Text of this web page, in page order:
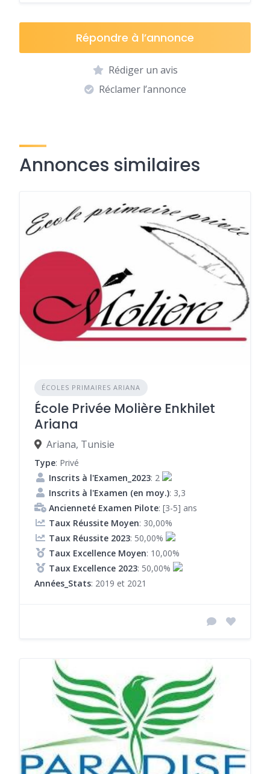
Répondre à l’annonce
Rédiger un avis
Réclamer l’annonce
Annonces similaires
ÉCOLES PRIMAIRES ARIANA
École Privée Molière Enkhilet
Ariana
Ariana, Tunisie
Type: Privé
Inscrits à l'Examen_2023: 2
Inscrits à l'Examen (en moy.): 3,3
Ancienneté Examen Pilote: [3-5] ans
Taux Réussite Moyen: 30,00%
Taux Réussite 2023: 50,00%
Taux Excellence Moyen: 10,00%
Taux Excellence 2023: 50,00%
Années_Stats: 2019 et 2021